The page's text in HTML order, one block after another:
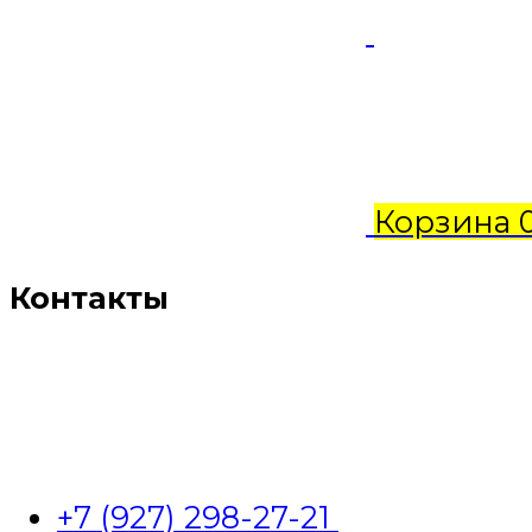
Корзина
Контакты
+7 (927) 298-27-21